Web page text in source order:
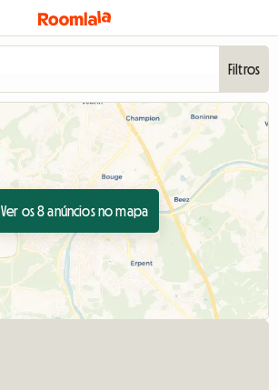
Filtros
Ver os 8 anúncios no mapa